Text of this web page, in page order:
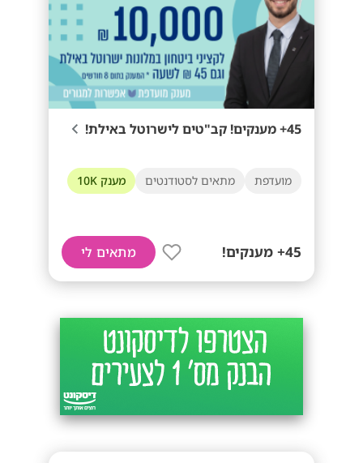
45+ מענקים! קב"טים לישרוטל באילת!
מועדפת מתאים לסטודנטים מענק 10K
45+ מענקים! מתאים לי